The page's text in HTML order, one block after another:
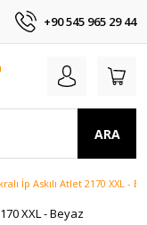
+90 545 965 29 44
ARA
İp Askılı Atlet 2170 XXL -